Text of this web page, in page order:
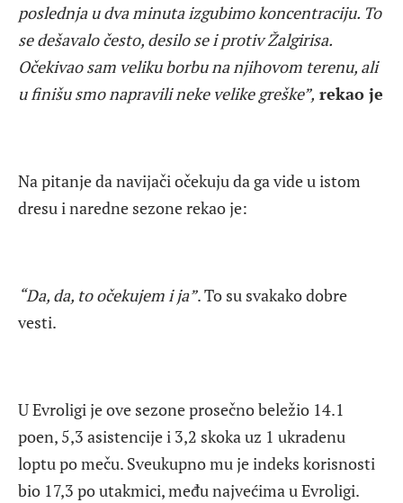
poslednja u dva minuta izgubimo koncentraciju. To
se dešavalo često, desilo se i protiv Žalgirisa.
Očekivao sam veliku borbu na njihovom terenu, ali
u finišu smo napravili neke velike greške”, rekao je
Na pitanje da navijači očekuju da ga vide u istom
dresu i naredne sezone rekao je:
“Da, da, to očekujem i ja”. To su svakako dobre
vesti.
U Evroligi je ove sezone prosečno beležio 14.1
poen, 5,3 asistencije i 3,2 skoka uz 1 ukradenu
loptu po meču. Sveukupno mu je indeks korisnosti
bio 17,3 po utakmici, među najvećima u Evroligi.